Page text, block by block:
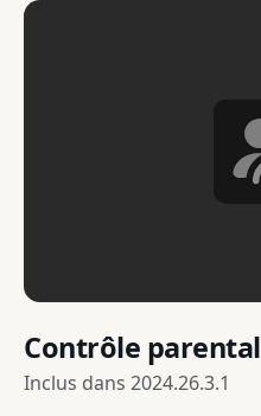
Contrôle parental
Inclus dans 2024.26.3.1